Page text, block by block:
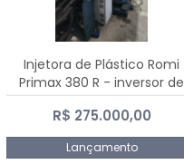
Injetora de Plástico Romi
Primax 380 R - inversor de
frequência NR 12
R$ 275.000,00
Lançamento